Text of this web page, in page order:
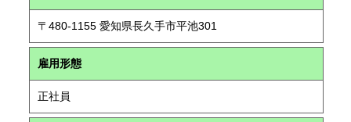
〒480-1155 愛知県長久手市平池301
雇用形態
正社員